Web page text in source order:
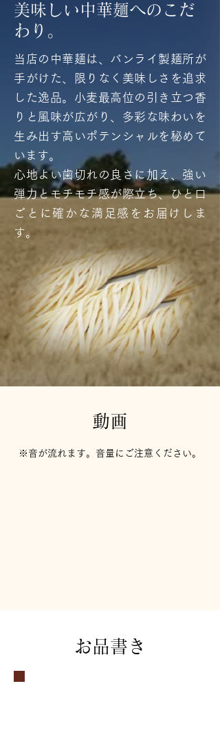
美味しい中華麺へのこだ
わり。
当店の中華麺は、バンライ製麺所が
手がけた、限りなく美味しさを追求
した逸品。小麦最高位の引き立つ香
りと風味が広がり、多彩な味わいを
生み出す高いポテンシャルを秘めて
います。
心地よい歯切れの良さに加え、強い
弾力とモチモチ感が際立ち、ひと口
ごとに確かな満足感をお届けしま
す。
動画
※音が流れます。音量にご注意ください。
お品書き